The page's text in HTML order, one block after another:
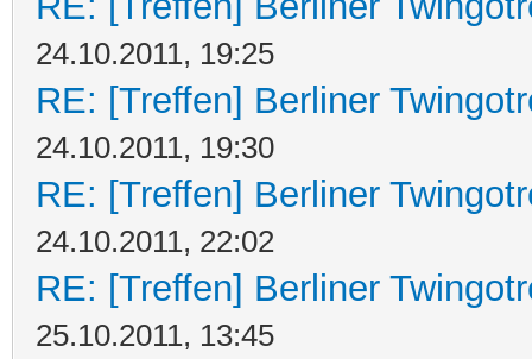
24.10.2011, 19:25
RE: [Treffen] Berliner
24.10.2011, 19:30
RE: [Treffen] Berliner
24.10.2011, 22:02
RE: [Treffen] Berliner
25.10.2011, 13:45